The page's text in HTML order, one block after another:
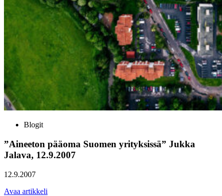
Blogit
”Aineeton pääoma Suomen yrityksissä” Jukka
Jalava, 12.9.2007
12.9.2007
Avaa artikkeli